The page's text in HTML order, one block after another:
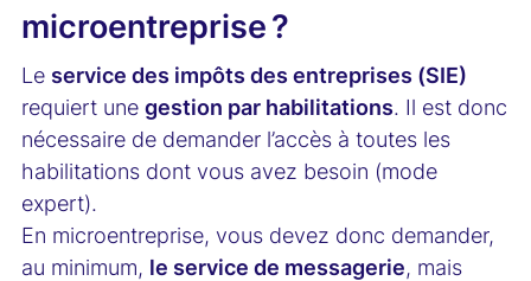
microentreprise ?
Le service des impôts des entreprises (SIE)
requiert une gestion par habilitations. Il est donc
nécessaire de demander l’accès à toutes les
habilitations dont vous avez besoin (mode
expert).
En microentreprise, vous devez donc demander,
au minimum, le service de messagerie, mais